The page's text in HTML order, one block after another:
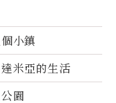
小鎮
米亞的生活
園